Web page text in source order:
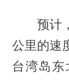
预计，
公里的速
台湾岛东